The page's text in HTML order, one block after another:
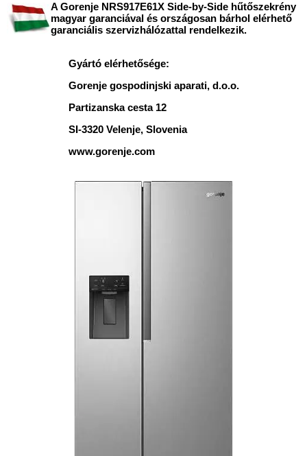
A Gorenje NRS917E61X Side-by-Side hűtőszekrény
magyar garanciával és országosan bárhol elérhető
garanciális szervizhálózattal rendelkezik.
Gyártó elérhetősége:
Gorenje gospodinjski aparati, d.o.o.
Partizanska cesta 12
SI-3320 Velenje, Slovenia
www.gorenje.com